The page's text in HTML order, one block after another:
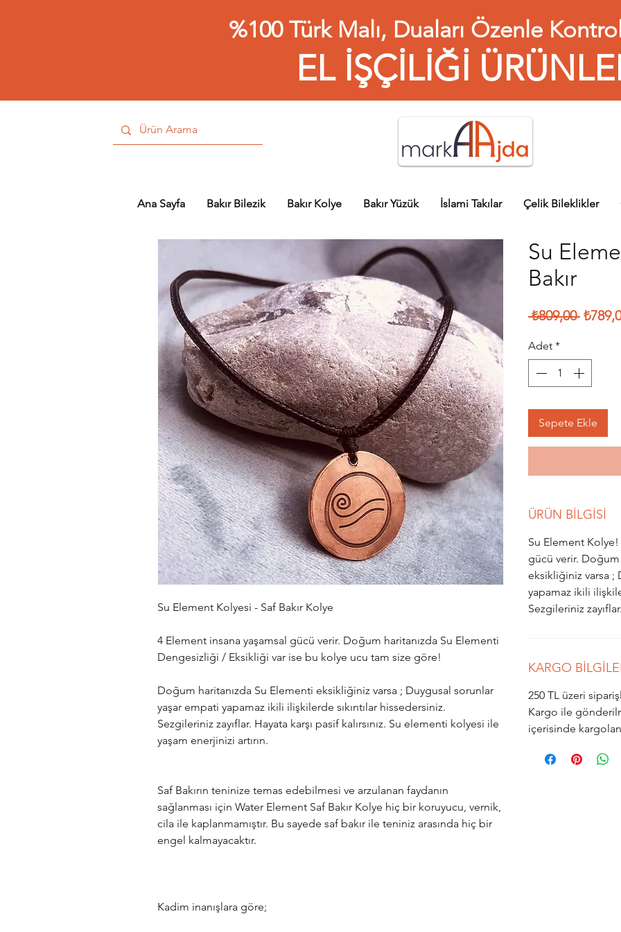
%100 Türk Malı, Duaları Özenle
EL İŞÇİLİĞİ
Ana Sayfa Bakır Bilezik Bakır Kolye Bakır Yüzük İslami Takılar Çelik Bileklikler
Su Element Kolyesi - Saf Bakır Kolye
4 Element insana yaşamsal gücü verir. Doğum haritanızda Su Elementi
Dengesizliği / Eksikliği var ise bu kolye ucu tam size göre!
Doğum haritanızda Su Elementi eksikliğiniz varsa ; Duygusal sorunlar
yaşar empati yapamaz ikili ilişkilerde sıkıntılar hissedersiniz.
Sezgileriniz zayıflar. Hayata karşı pasif kalırsınız. Su elementi kolyesi ile
yaşam enerjinizi artırın.
Saf Bakırın teninize temas edebilmesi ve arzulanan faydanın
sağlanması için Water Element Saf Bakır Kolye hiç bir koruyucu, vernik,
cila ile kaplanmamıştır. Bu sayede saf bakır ile teniniz arasında hiç bir
engel kalmayacaktır.
Kadim inanışlara göre;
Su
Bakır
₺809,00
Adet *
Sepete Ekle
ÜRÜN BİLGİSİ
Su Element
gücü verir.
eksikliğiniz varsa ;
yapamaz ikili
Sezgileriniz
KARGO
250 TL üzeri
Kargo ile
içerisinde